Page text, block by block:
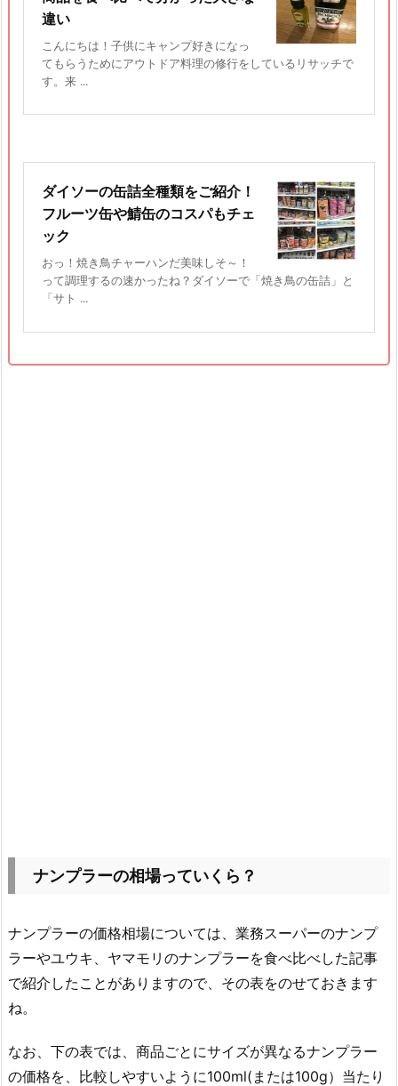
違い
こんにちは！子供にキャンプ好きになっ
てもらうためにアウトドア料理の修行をしているリサッチで
す。来 ...
ダイソーの缶詰全種類をご紹介！
フルーツ缶や鯖缶のコスパもチェ
ック
おっ！焼き鳥チャーハンだ美味しそ～！
って調理するの速かったね？ダイソーで「焼き鳥の缶詰」と
「サト ...
ナンプラーの相場っていくら？
ナンプラーの価格相場については、業務スーパーのナンプ
ラーやユウキ、ヤマモリのナンプラーを食べ比べした記事
で紹介したことがありますので、その表をのせておきます
ね。
なお、下の表では、商品ごとにサイズが異なるナンプラー
の価格を、比較しやすいように100ml(または100g）当たり